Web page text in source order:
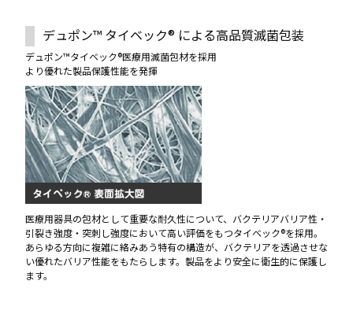
デュポン™ タイベック® による高品質滅菌包装
デュポン™タイベック®医療用滅菌包材を採用
より優れた製品保護性能を発揮
医療用器具の包材として重要な耐久性について、バクテリアバリア性・
引裂き強度・突刺し強度において高い評価をもつタイベック®を採用。
あらゆる方向に複雑に絡みあう特有の構造が、バクテリアを透過させな
い優れたバリア性能をもたらします。製品をより安全に衛生的に保護し
ます。